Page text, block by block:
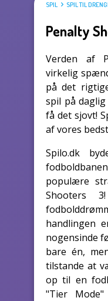
SPIL SPIL TIL
Penalty
Verden af
virkelig
på det
spil på daglig
få det sjovt!
af vores
Spilo.dk
populære
Shooters
handlingen
nogensinde
bare én,
tilstande at
op til en
"Tier